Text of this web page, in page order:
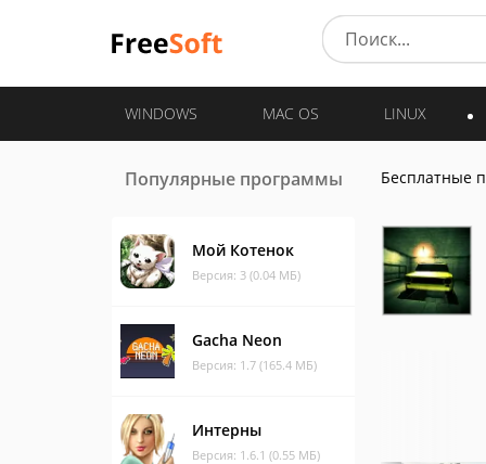
WINDOWS MAC OS LINUX
Популярные программы
Мой Котенок
Версия: 3 (0.04 МБ)
Gacha Neon
Версия: 1.7 (165.4 МБ)
Интерны
Версия: 1.6.1 (0.55 МБ)
Бесплатные